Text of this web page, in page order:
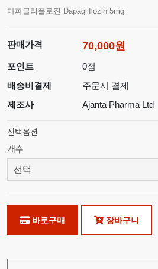
다파글리플로진 Dapagliflozin 5mg
판매가격 70,000원
포인트
0점
배송비결제
주문시 결제
제조사
Ajanta Pharma Ltd
선택옵션
개수
바로구매 장바구니